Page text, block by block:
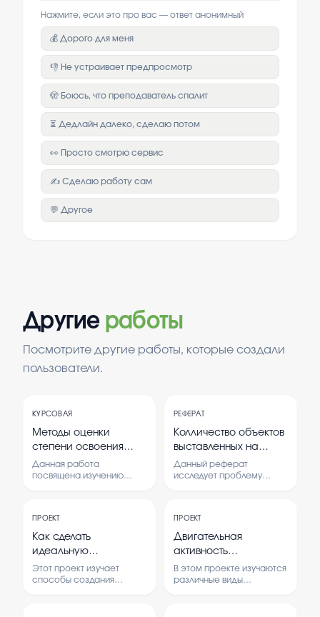
Нажмите, если это про вас — ответ анонимный
💰 Дорого для меня
👎 Не устраивает предпросмотр
🫣 Боюсь, что преподаватель спалит
⏳ Дедлайн далеко, сделаю потом
👀 Просто смотрю сервис
✍️ Сделаю работу сам
💬 Другое
Другие работы
Посмотрите другие работы, которые создали
пользователи.
КУРСОВАЯ
Методы оценки
степени освоения
запланированных
результатов по
ФГОС ООО и
Федеральной
рабочей
1: Проблема
Данная работа
посвящена изучению
соответствии с ФГОС и
федеральной
Рассматриваются
современные подходы к
педагогической
РЕФЕРАТ
Колличество объектов
выставленных на
приватизацию
превышает
Данный реферат
исследует проблему
недостатке
заинтересованных
Анализируется влияние
этого дисбаланса на
экономическую ситуацию
ПРОЕКТ
Как сделать
идеальную
призентацию
Этот проект изучает
способы создания
ПРОЕКТ
Двигательная
активность
школьников виды .
двигательной
В этом проекте изучаются
различные виды